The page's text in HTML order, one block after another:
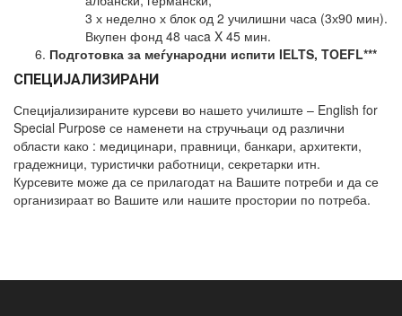
3 х неделно х блок од 2 училишни часа (3х90 мин).
Вкупен фонд 48 часa X 45 мин.
Подготовка за меѓународни испити IELTS, TOEFL***
СПЕЦИЈАЛИЗИРАНИ
Специјализираните курсеви во нашето училиште – English for
Special Purpose се наменети на стручњаци од различни
области како : медицинари, правници, банкари, архитекти,
градежници, туристички работници, секретарки итн.
Курсевите може да се прилагодат на Вашите потреби и да се
организираат во Вашите или нашите простории по потреба.